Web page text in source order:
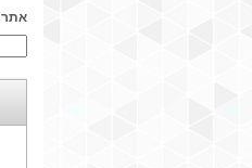
אתר